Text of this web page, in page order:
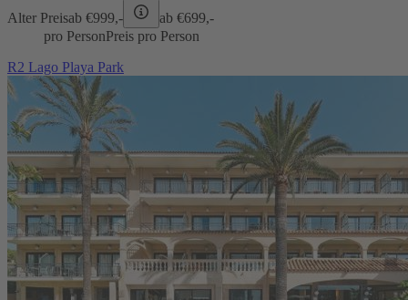
Alter Preisab €999,- ab €699,-
pro PersonPreis pro Person
R2 Lago Playa Park